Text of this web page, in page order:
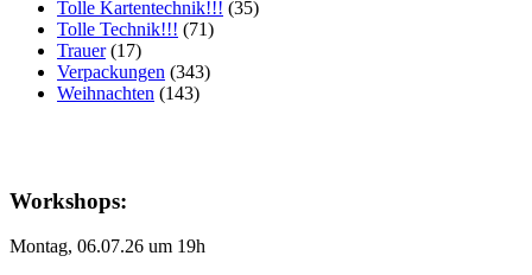
Tolle Kartentechnik!!! (35)
Tolle Technik!!! (71)
Trauer(17)
Verpackungen (343)
Weihnachten (143)
Workshops:
Montag, 06.07.26 um 19h